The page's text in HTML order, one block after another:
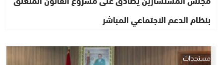
بنظام الدعم الاجتماعي المباشر
مستجدات